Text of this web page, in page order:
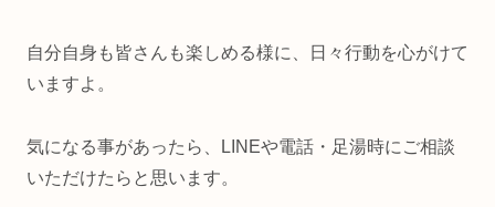
自分自身も皆さんも楽しめる様に、日々行動を心がけて
いますよ。
気になる事があったら、LINEや電話・足湯時にご相談
いただけたらと思います。